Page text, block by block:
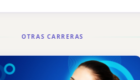
OTRAS CARRERAS